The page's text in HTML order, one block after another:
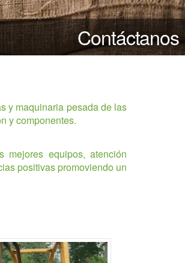
Contáctanos
y maquinaria pesada de las
y componentes.
equipos, atención
positivas promoviendo un